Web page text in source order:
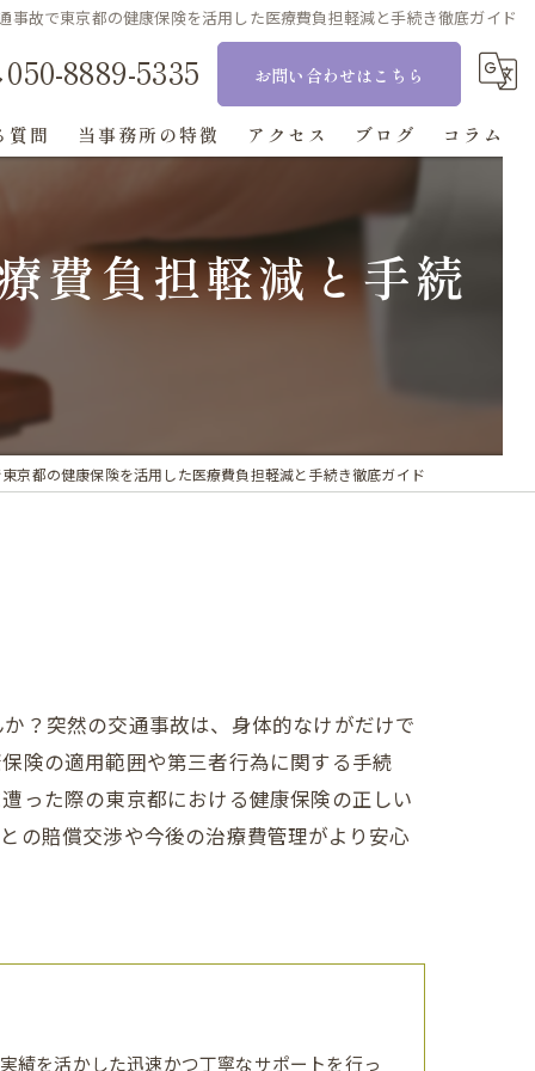
事故で東京都の健康保険を活用した医療費負担軽減と手続き徹底ガイド
050-8889-5335 お問い合わせはこちら
質問 当事務所の特徴
刑事事件
アクセス ブログ コラム
費負担軽減と手続
京都の健康保険を活用した医療費負担軽減と手続き徹底ガイド
？突然の交通事故は、身体的なけがだけで
険の適用範囲や第三者行為に関する手続
った際の東京都における健康保険の正しい
の賠償交渉や今後の治療費管理がより安心
績を活かした迅速かつ丁寧なサポートを行っ